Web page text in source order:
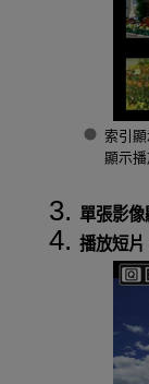
索引
顯示
單張影
播放短片